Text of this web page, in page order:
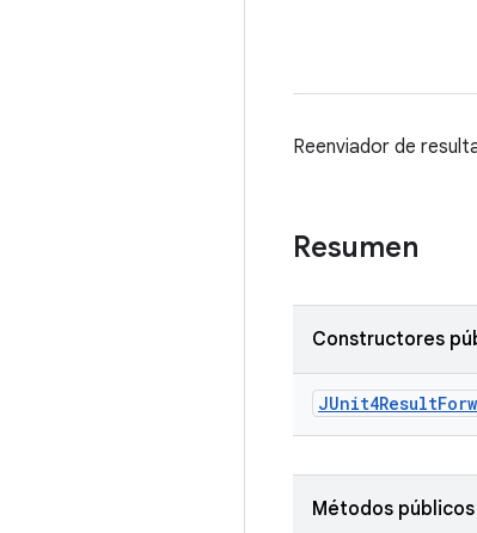
Reenviador de
Resumen
Constructores
JUnit4Result
Métodos públicos